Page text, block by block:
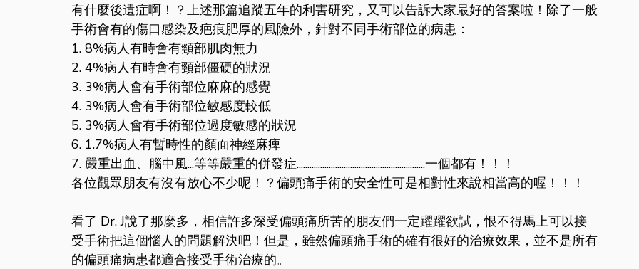
有什麼後遺症啊！？上述那篇追蹤五年的利害研究，又可以告訴大家最好的答案啦！除了一般
手術會有的傷口感染及疤痕肥厚的風險外，針對不同手術部位的病患：
1. 8%病人有時會有頸部肌肉無力
2. 4%病人有時會有頸部僵硬的狀況
3. 3%病人會有手術部位麻麻的感覺
4. 3%病人會有手術部位敏感度較低
5. 3%病人會有手術部位過度敏感的狀況
6. 1.7%病人有暫時性的顏面神經麻痺
7. 嚴重出血、腦中風...等等嚴重的併發症............................................................一個都有！！！
各位觀眾朋友有沒有放心不少呢！？偏頭痛手術的安全性可是相對性來說相當高的喔！！！
看了 Dr. J說了那麼多，相信許多深受偏頭痛所苦的朋友們一定躍躍欲試，恨不得馬上可以接
受手術把這個惱人的問題解決吧！但是，雖然偏頭痛手術的確有很好的治療效果，並不是所有
的偏頭痛病患都適合接受手術治療的。